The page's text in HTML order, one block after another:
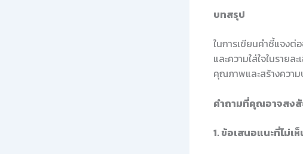
บทสรุป
ในการเขียนคำชี้แจง
และความใส่ใจในราย
คุณภาพและสร้างความ
คำถามที่คุณอาจสงสั
1. ข้อเสนอแนะที่ไม่เ